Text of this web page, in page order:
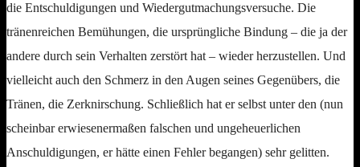
die Entschuldigungen und Wiedergutmachungsversuche. Die
tränenreichen Bemühungen, die ursprüngliche Bindung – die ja der
andere durch sein Verhalten zerstört hat – wieder herzustellen. Und
vielleicht auch den Schmerz in den Augen seines Gegenübers, die
Tränen, die Zerknirschung. Schließlich hat er selbst unter den (nun
scheinbar erwiesenermaßen falschen und ungeheuerlichen
Anschuldigungen, er hätte einen Fehler begangen) sehr gelitten.